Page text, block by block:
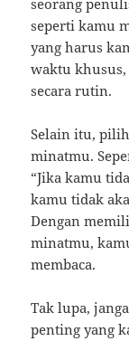
seorang
seperti kamu
yang harus
waktu
secara rutin.
Selain itu,
minatmu.
“Jika kamu
kamu tidak
Dengan
minatmu,
membaca.
Tak lupa,
penting yang